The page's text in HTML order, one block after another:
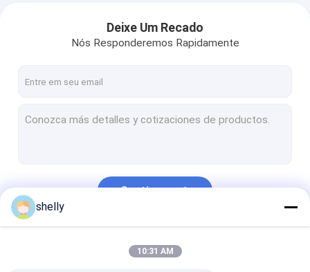
Sacos de papel personalizados
Sacos de papel do punho
luva do copo de café
Deixe Um Recado
Nós Responderemos Rapidamente
Continue
shelly
10:31 AM